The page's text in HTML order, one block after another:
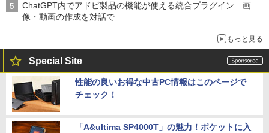
ChatGPT内でアドビ製品の機能が使える統合プラグイン 画
像・動画の作成を対話で
もっと見る
Special Site
性能の良いお得な中古PC情報はこのページで
チェック！
「A&ultima SP4000T」の魅力！ポケットに入